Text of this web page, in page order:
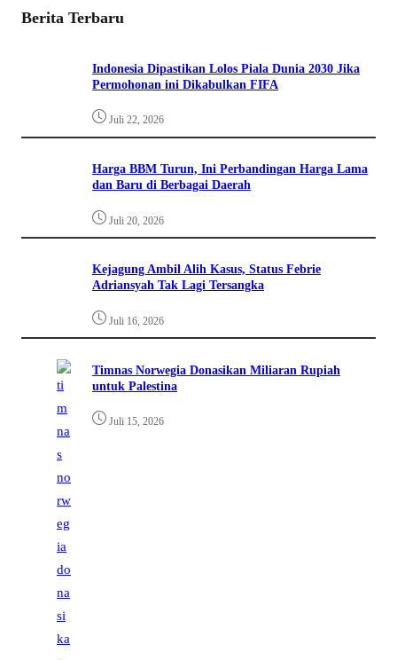
Berita Terbaru
Indonesia Dipastikan Lolos Piala Dunia 2030 Jika
Permohonan ini Dikabulkan FIFA
Juli 22, 2026
Harga BBM Turun, Ini Perbandingan Harga Lama
dan Baru di Berbagai Daerah
Juli 20, 2026
Kejagung Ambil Alih Kasus, Status Febrie
Adriansyah Tak Lagi Tersangka
Juli 16, 2026
Timnas Norwegia Donasikan Miliaran Rupiah
untuk Palestina
Juli 15, 2026